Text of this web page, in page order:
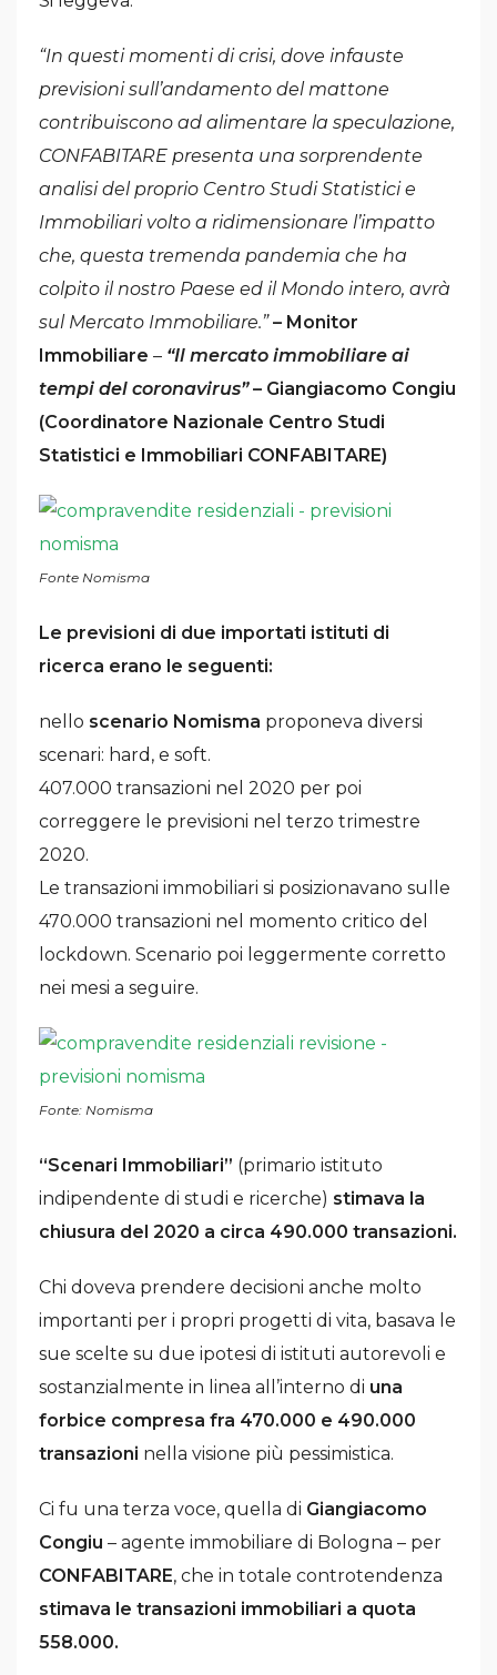
“In questi momenti di crisi, dove infauste
previsioni sull’andamento del mattone
contribuiscono ad alimentare la speculazione,
CONFABITARE presenta una sorprendente
analisi del proprio Centro Studi Statistici e
Immobiliari volto a ridimensionare l’impatto
che, questa tremenda pandemia che ha
colpito il nostro Paese ed il Mondo intero, avrà
sul Mercato Immobiliare.”– Monitor
Immobiliare – “Il mercato immobiliare ai
tempi del coronavirus”– Giangiacomo Congiu
(Coordinatore Nazionale Centro Studi
Statistici e Immobiliari CONFABITARE)
Fonte Nomisma
Le previsioni di due importati istituti di
ricerca erano le seguenti:
nello scenario Nomisma proponeva diversi
scenari: hard, e soft.
407.000 transazioni nel 2020 per poi
correggere le previsioni nel terzo trimestre
2020.
Le transazioni immobiliari si posizionavano sulle
470.000 transazioni nel momento critico del
lockdown. Scenario poi leggermente corretto
nei mesi a seguire.
Fonte: Nomisma
“Scenari Immobiliari” (primario istituto
indipendente di studi e ricerche) stimava la
chiusura del 2020 a circa 490.000 transazioni.
Chi doveva prendere decisioni anche molto
importanti per i propri progetti di vita, basava le
sue scelte su due ipotesi di istituti autorevoli e
sostanzialmente in linea all’interno di una
forbice compresa fra 470.000 e 490.000
transazioni nella visione più pessimistica.
Ci fu una terza voce, quella di Giangiacomo
Congiu – agente immobiliare di Bologna – per
CONFABITARE, che in totale controtendenza
stimava le transazioni immobiliari a quota
558.000.